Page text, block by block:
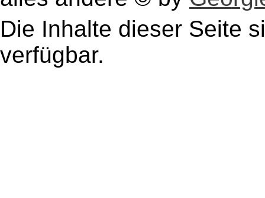
Die Inhalte dieser Seite
verfügbar.